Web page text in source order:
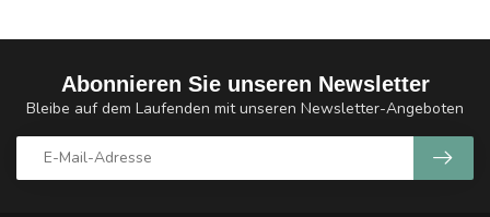
Abonnieren Sie unseren Newsletter
Bleibe auf dem Laufenden mit unseren Newsletter-Angeboten